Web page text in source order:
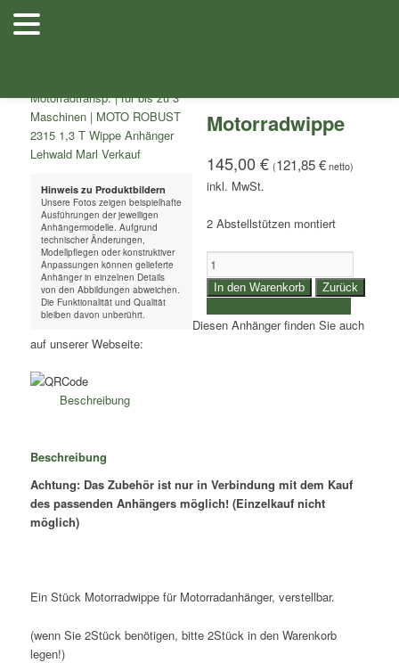
Zum
Inhalt
Shop
Hinweis zu Produktbildern
Unsere Fotos zeigen beispielhafte
Ausführungen der jeweiligen
Anhängermodelle. Aufgrund
technischer Änderungen,
Modellpflegen oder konstruktiver
Anpassungen können gelieferte
Anhänger in einzelnen Details
von den Abbildungen abweichen.
Die Funktionalität und Qualität
bleiben davon unberührt.
Motorradwippe
145,00€ (121,85€netto)
2 Abstellstützen montiert
Motorradwippe
Menge
In den Warenkorb Zurück
Diesen Anhänger finden Sie auch
auf unserer Webseite:
Beschreibung
Beschreibung
Achtung: Das Zubehör ist nur in Verbindung mit dem Kauf
des passenden Anhängers möglich! (Einzelkauf nicht
möglich)
Ein Stück Motorradwippe für Motorradanhänger, verstellbar.
(wenn Sie 2Stück benötigen, bitte 2Stück in den Warenkorb
legen!)